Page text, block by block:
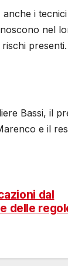
i
nel
presenti.
Bassi, il
e il
dal
delle